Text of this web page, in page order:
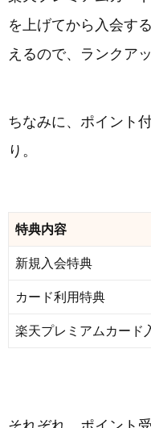
を上げてから入会す
えるので、ランクア
ちなみに、ポイント
り。
特典内容
新規入会特典
カード利用特典
楽天プレミアムカード